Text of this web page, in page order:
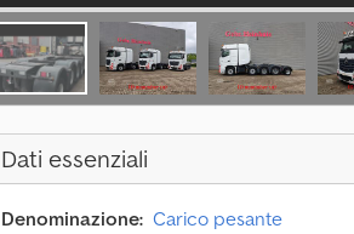
Dati essenziali
Denominazione: Carico pesante